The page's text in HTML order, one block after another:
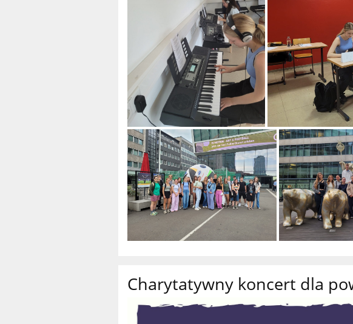
Charytatywny koncert dla